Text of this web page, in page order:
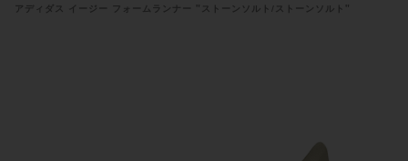
アディダス イージー フォームランナー "ストーンソルト/ストーンソルト"